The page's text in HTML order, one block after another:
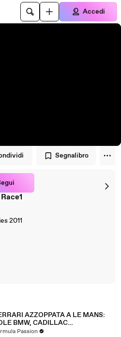
Accedi
Segnalibro
2011
AZZOPPATA A LE MANS:
BMW, CADILLAC
Passion